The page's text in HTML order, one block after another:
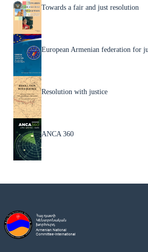
Towards a fair and just resolution
European Armenian federation for
Resolution with justice
ANCA 360